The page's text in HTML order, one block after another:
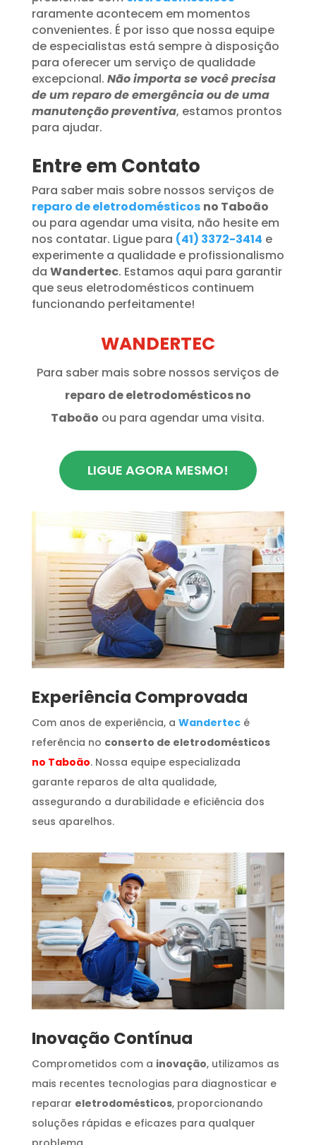
raramente acontecem em momentos
convenientes. É por isso que nossa equipe
de especialistas está sempre à disposição
para oferecer um serviço de qualidade
excepcional. Não importa se você precisa
de um reparo de emergência ou de uma
manutenção preventiva, estamos prontos
para ajudar.
Entre em Contato
Para saber mais sobre nossos serviços de
reparo de eletrodomésticos no Taboão
ou para agendar uma visita, não hesite em
nos contatar. Ligue para (41) 3372-3414 e
experimente a qualidade e profissionalismo
da Wandertec. Estamos aqui para garantir
que seus eletrodomésticos continuem
funcionando perfeitamente!
WANDERTEC
Para saber mais sobre nossos serviços de
reparo de eletrodomésticos no
Taboão ou para agendar uma visita.
LIGUE AGORA MESMO!
​Experiência Comprovada
Com anos de experiência, a Wandertecé
referência no conserto de eletrodomésticos
no Taboão. Nossa equipe especializada
garante reparos de alta qualidade,
assegurando a durabilidade e eficiência dos
seus aparelhos.
Inovação Contínua
Comprometidos com a inovação, utilizamos as
mais recentes tecnologias para diagnosticar e
reparar eletrodomésticos, proporcionando
soluções rápidas e eficazes para qualquer